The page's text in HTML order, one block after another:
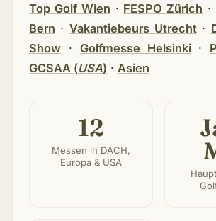
Top Golf Wien · FESPO Zürich ·
Bern · Vakantiebeurs Utrecht·
Show· Golfmesse Helsinki·
GCSAA (USA) · Asien
12
Messen in DACH,
Europa & USA